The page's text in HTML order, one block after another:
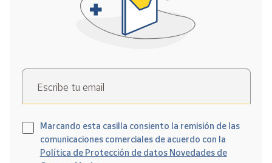
Escribe tu email
Marcando esta casilla consiento la remisión de las
comunicaciones comerciales de acuerdo con la
Política de Protección de datos Novedades de